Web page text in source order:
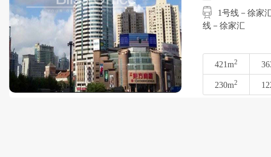
1号线－徐家
线－徐家汇
421m2
230m2